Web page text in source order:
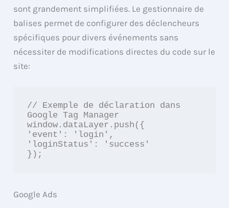
sont grandement simplifiées. Le gestionnaire de
balises permet de configurer des déclencheurs
spécifiques pour divers événements sans
nécessiter de modifications directes du code sur le
site:
// Exemple de déclaration dans
Google Tag Manager
window.dataLayer.push({
'event': 'login',
'loginStatus': 'success'
});
Google Ads